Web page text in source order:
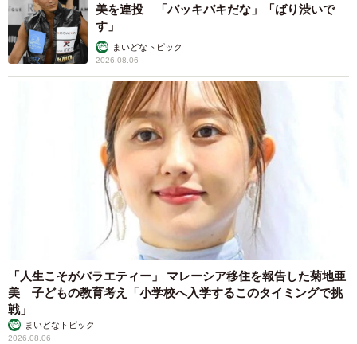
その後、作業を終えた主人公は、玄関で犬に「またね」と
手を振ると、その犬も「はいよ」と言わんばかりに、クイ
っと頷いたのです。その瞬間、主人公は「間違いない…シ
ロだ！」と、確信します。シロが生まれ変わり、別の場所
で幸せに暮らしていると思った主人公は、喜びを噛みしめ
ながらその場を後にしたのでした。
読者からは「涙が止まらない」や「たとえ会えなくても、
他の誰かと幸せに暮らしているならそれでいい」など感動
の声が多く寄せられています。
そんな同作について、作者の大友しゅうまさんに話を聞き
ました。
「生まれ変わって、もう一度会いに来てくれる」
美を連投 「バッキバキだな」「ばり渋いで
す」
まいどなトピック
2026.08.06
「人生こそがバラエティー」 マレーシア移住を報告した菊地亜
美 子どもの教育考え「小学校へ入学するこのタイミングで挑
戦」
まいどなトピック
2026.08.06